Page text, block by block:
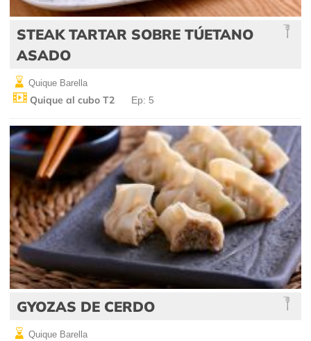
STEAK TARTAR SOBRE TÚETANO
ASADO
Quique Barella
Quique al cubo T2 Ep: 5
GYOZAS DE CERDO
Quique Barella